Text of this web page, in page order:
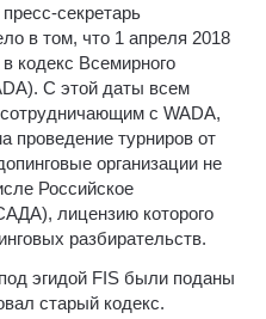
секретарь
в том, что 1 апреля 2018
кодекс Всемирного
С этой даты всем
с WADA,
проведение турниров от
организации не
Российское
лицензию которого
разбирательств.
эгидой FIS были поданы
старый кодекс.